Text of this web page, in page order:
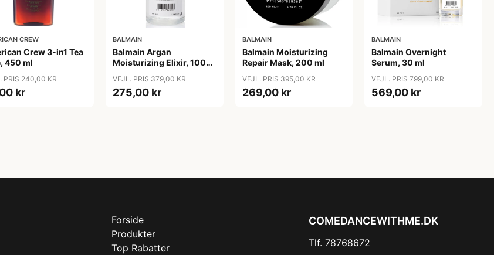
CREW
Crew 3-in1 Tea
450 ml
PRIS 240,00 KR
kr
BALMAIN
Balmain Argan
Moisturizing Elixir, 100
VEJL. PRIS 379,00 KR
275,00 kr
BALMAIN
Balmain Moisturizing
Repair Mask, 200 ml
VEJL. PRIS 395,00 KR
269,00 kr
BALMAIN
Balmain Overnight
Serum, 30 ml
VEJL. PRIS 799,00 KR
569,00 kr
Forside
Produkter
Top Rabatter
COMEDANCEWITHME.DK
Tlf. 78768672